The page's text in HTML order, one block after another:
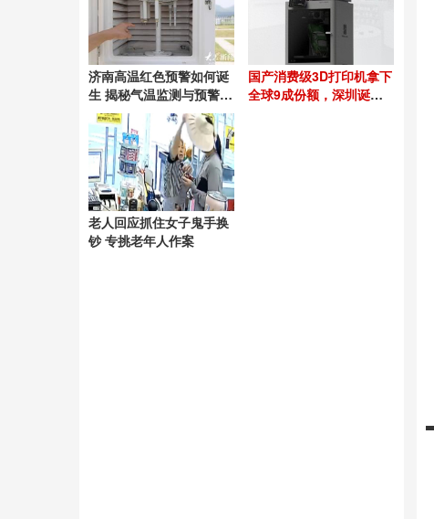
济南高温红色预警如何诞
生 揭秘气温监测与预警发
布过程
国产消费级3D打印机拿下
全球9成份额，深圳诞
老人回应抓住女子鬼手换
钞 专挑老年人作案